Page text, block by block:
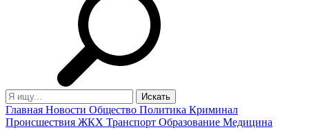
Главная Новости Общество Политика Криминал
Происшествия ЖКХ Транспорт Образование Медицина